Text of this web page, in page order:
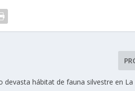
devasta hábitat de fauna silvestre en